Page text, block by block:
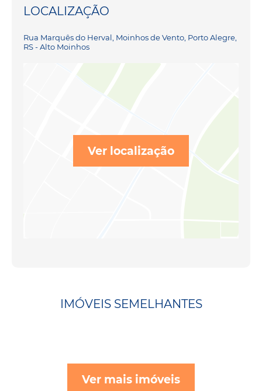
LOCALIZAÇÃO
Rua Marquês do Herval, Moinhos de Vento, Porto Alegre,
RS - Alto Moinhos
Ver localização
IMÓVEIS SEMELHANTES
Ver mais imóveis